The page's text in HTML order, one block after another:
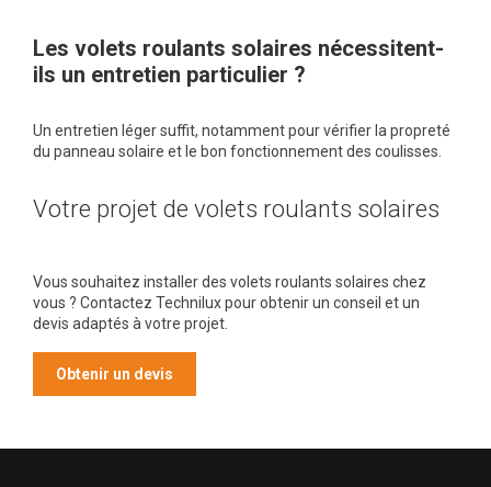
Les volets roulants solaires nécessitent-
ils un entretien particulier ?
Un entretien léger suffit, notamment pour vérifier la propreté
du panneau solaire et le bon fonctionnement des coulisses.
Votre projet de volets roulants solaires
Vous souhaitez installer des volets roulants solaires chez
vous ? Contactez Technilux pour obtenir un conseil et un
devis adaptés à votre projet.
Obtenir un devis